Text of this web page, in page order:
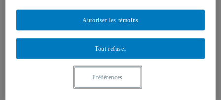
Pôle 1 : Langue, langage et parole
Pôle 2 : Perception et action
Pôle 5 : Cognition organisationnelle
Partenaires et collaborations
Thèmes transversaux
Ateliers/Séminaires/Colloques
Tout refuser
Autoriser les témoins
Préférences